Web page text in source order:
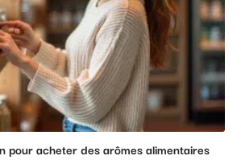
pour acheter des arômes alimentaires